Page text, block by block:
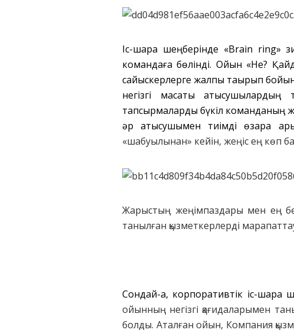
Іс-шара шеңберінде «Brain ring»
командаға бөлінді. Ойын «Не?
сайыскерлерге жалпы тақырып
негізгі мақсаты
тапсырмаларды бүкіл команданың
әр қатысушымен тиімді өзара
«шабуылынан» кейін, жеңіс ең көп
Жарыстың жеңімпаздары мен ең
танылған қызметкерлерді
Сондай-ақ, корпоративтік іс-шара
ойынның негізгі қағидаларымен
болды. Аталған ойын, Компания